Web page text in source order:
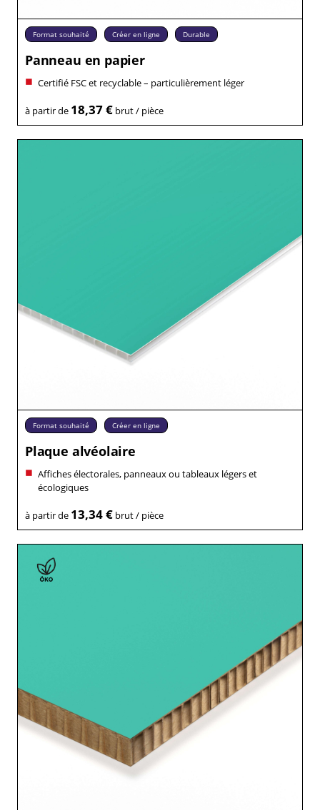
Format souhaité Créer en ligne Durable
Panneau en papier
Certifié FSC et recyclable – particulièrement léger
à partir de 18,37 €brut / pièce
Format souhaité Créer en ligne
Plaque alvéolaire
Affiches électorales, panneaux ou tableaux légers et
écologiques
à partir de 13,34 €brut / pièce